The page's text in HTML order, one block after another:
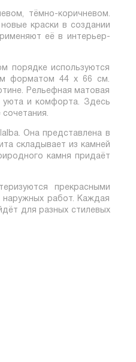
тёмно-коричневом.
краски в создании
её в интерьер-
порядке используются
форматом 44 х 66 см.
Рельефная матовая
уюта и комфорта. Здесь
Она представлена в
складывает из камней
камня придаёт
прекрасными
наружных работ. Каждая
для разных стилевых